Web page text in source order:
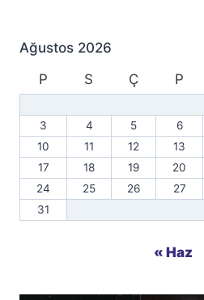
Ağustos 2026
P
S Ç P
3
4 5 6
10
11 12 13
17
18 19 20
24
25 26 27
31
« Haz